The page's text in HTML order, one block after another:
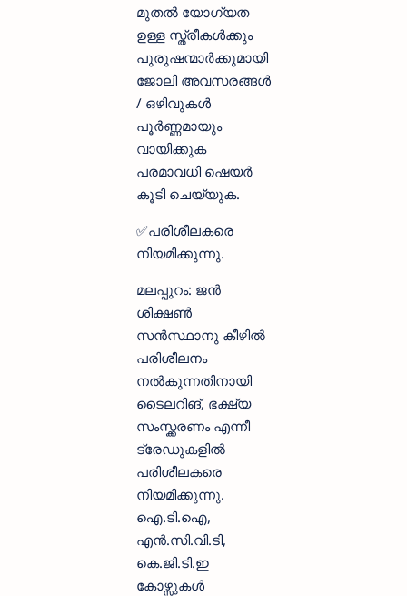
മുതൽ യോഗ്യത
ഉള്ള സ്ത്രീകൾക്കും
പുരുഷന്മാർക്കുമായി
ജോലി അവസരങ്ങൾ
/ ഒഴിവുകൾ
പൂർണ്ണമായും
വായിക്കുക
പരമാവധി ഷെയർ
കൂടി ചെയ്യുക.
✅പരിശീലകരെ
നിയമിക്കുന്നു.
മലപ്പുറം: ജൻ
ശിക്ഷൺ
സൻസ്ഥാനു കീഴിൽ
പരിശീലനം
നൽകുന്നതിനായി
ടൈലറിങ്, ഭക്ഷ്യ
സംസ്ക്കരണം എന്നീ
ട്രേഡുകളിൽ
പരിശീലകരെ
നിയമിക്കുന്നു.
ഐ.ടി.ഐ,
എൻ.സി.വി.ടി,
കെ.ജി.ടി.ഇ
കോഴ്സുകൾ